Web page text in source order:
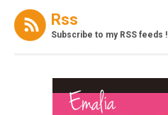
Rss
Subscribe to my RSS feeds !